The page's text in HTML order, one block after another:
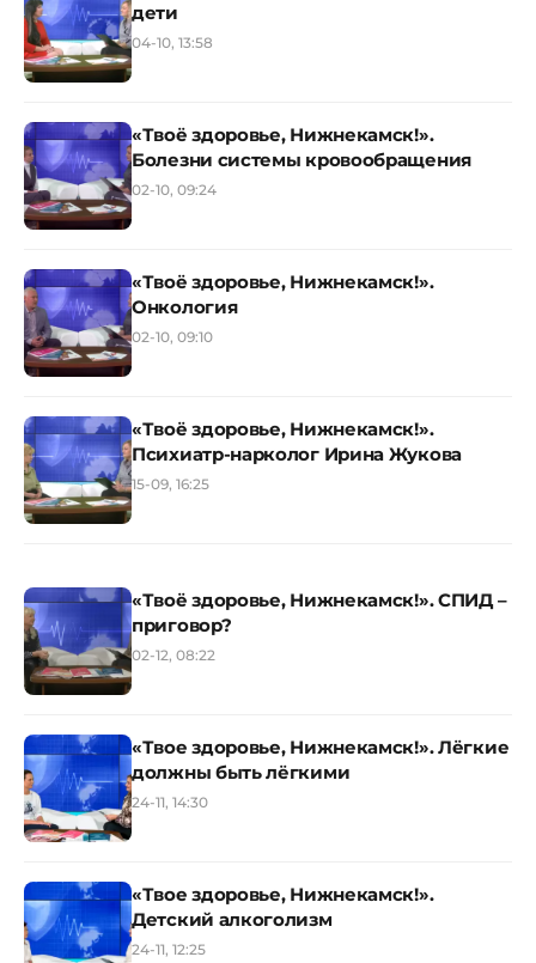
дети
04-10, 13:58
«Твоё здоровье, Нижнекамск!».
Болезни системы кровообращения
02-10, 09:24
«Твоё здоровье, Нижнекамск!».
Онкология
02-10, 09:10
«Твоё здоровье, Нижнекамск!».
Психиатр-нарколог Ирина Жукова
15-09, 16:25
«Твоё здоровье, Нижнекамск!». СПИД –
приговор?
02-12, 08:22
«Твое здоровье, Нижнекамск!». Лёгкие
должны быть лёгкими
24-11, 14:30
«Твое здоровье, Нижнекамск!».
Детский алкоголизм
24-11, 12:25